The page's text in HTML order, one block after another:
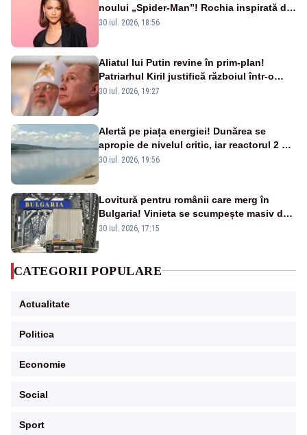
noului „Spider-Man”! Rochia inspirată de
pânza de păianjen a făcut senzație
30 iul. 2026, 18:56
Aliatul lui Putin revine în prim-plan!
Patriarhul Kiril justifică războiul într-o
nouă carte
30 iul. 2026, 19:27
Alertă pe piața energiei! Dunărea se
apropie de nivelul critic, iar reactorul 2 de
la Cernavodă ar putea fi oprit
30 iul. 2026, 19:56
Lovitură pentru românii care merg în
Bulgaria! Vinieta se scumpește masiv de
la 1 august
30 iul. 2026, 17:15
CATEGORII POPULARE
Actualitate
Politica
Economie
Social
Sport